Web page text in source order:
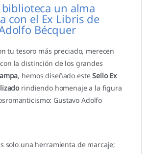
biblioteca un alma
con el Ex Libris de
Bécquer
tu tesoro más preciado, merecen
la distinción de los grandes
, hemos diseñado esteSello Ex
rindiendo homenaje a la figura
Gustavo Adolfo
solo una herramienta de marcaje;